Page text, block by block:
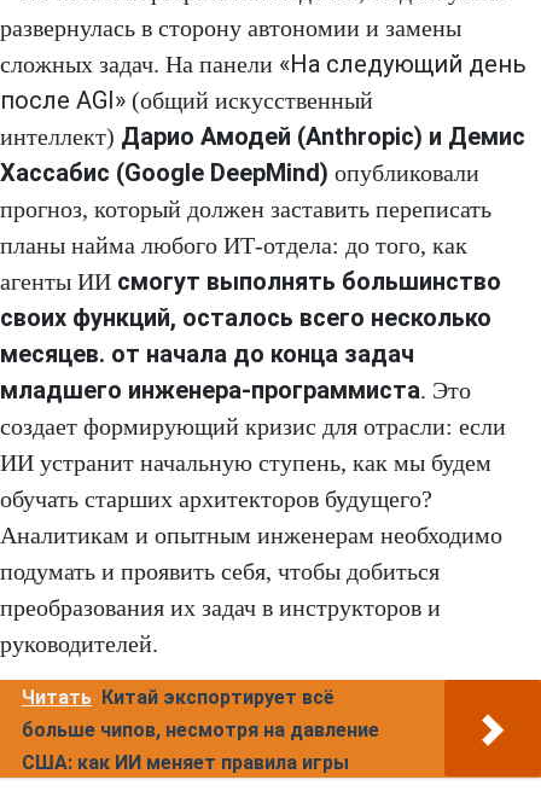
развернулась в сторону автономии и замены
сложных задач. На панели «На следующий день
после AGI» (общий искусственный
интеллект) Дарио Амодей (Anthropic) и Демис
Хассабис (Google DeepMind) опубликовали
прогноз, который должен заставить переписать
планы найма любого ИТ-отдела: до того, как
агенты ИИ смогут выполнять большинство
своих функций, осталось всего несколько
месяцев. от начала до конца задач
младшего инженера-программиста. Это
создает формирующий кризис для отрасли: если
ИИ устранит начальную ступень, как мы будем
обучать старших архитекторов будущего?
Аналитикам и опытным инженерам необходимо
подумать и проявить себя, чтобы добиться
преобразования их задач в инструкторов и
руководителей.
Читать Китай экспортирует всё
больше чипов, несмотря на давление
США: как ИИ меняет правила игры